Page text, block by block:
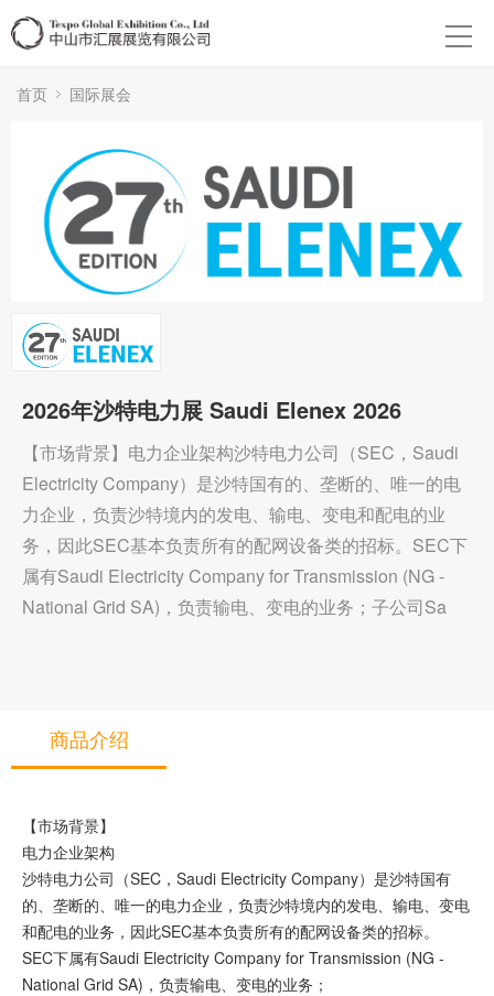
首页 国际展会
2026年沙特电力展 Saudi Elenex 2026
【市场背景】电力企业架构沙特电力公司（SEC，Saudi
Electricity Company）是沙特国有的、垄断的、唯一的电
力企业，负责沙特境内的发电、输电、变电和配电的业
务，因此SEC基本负责所有的配网设备类的招标。SEC下
属有Saudi Electricity Company for Transmission (NG -
National Grid SA)，负责输电、变电的业务；子公司Sa
商品介绍
【市场背景】
电力企业架构
沙特电力公司（SEC，Saudi Electricity Company）是沙特国有
的、垄断的、唯一的电力企业，负责沙特境内的发电、输电、变电
和配电的业务，因此SEC基本负责所有的配网设备类的招标。
SEC下属有Saudi Electricity Company for Transmission (NG -
National Grid SA)，负责输电、变电的业务；